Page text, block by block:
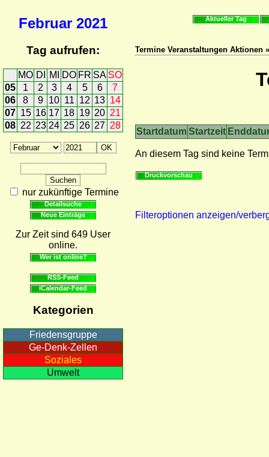
Februar 2021
Tag aufrufen:
MO DI MI DO FR SA SO
05
1 2 3 4 5 6
7
06
8 9 10 11 12 13 14
07 15 16 17 18 19 20 21
08 22 23 24 25 26 27 28
nur zukünftige Termine
Detailsuche
Neue Einträge
Zur Zeit sind 649 User
online.
Wer ist online?
RSS-Feed
iCalendar-Feed
Kategorien
Friedensgruppe
Ge-Denk-Zellen
Soziales
Umwelt
Aktueller Tag
Termine Veranstaltungen Aktionen
StartdatumStartzeit
An diesem Tag sind keine
Druckvorschau
Filteroptionen anzeigen/